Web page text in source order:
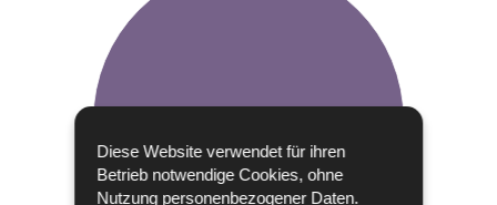
Diese Website verwendet für ihren
Betrieb notwendige Cookies, ohne
Nutzung personenbezogener Daten.